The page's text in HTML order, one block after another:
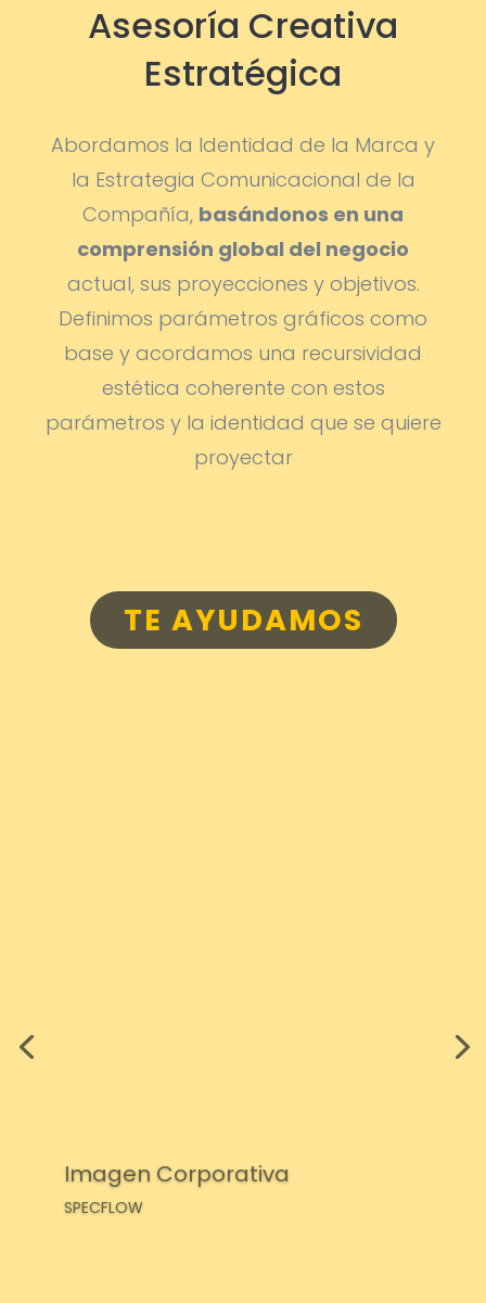
Asesoría Creativa
Estratégica
Abordamos la Identidad de la Marca y
la Estrategia Comunicacional de la
Compañía, basándonos en una
comprensión global del negocio
actual, sus proyecciones y objetivos.
Definimos parámetros gráficos como
base y acordamos una recursividad
estética coherente con estos
parámetros y la identidad que se quiere
proyectar
TE AYUDAMOS
Imagen Corporativa
SPECFLOW